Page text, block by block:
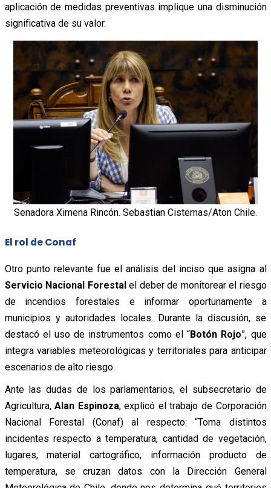
aplicación de medidas preventivas implique una disminución
significativa de su valor.
Senadora Ximena Rincón. Sebastian Cisternas/Aton Chile.
El rol de Conaf
Otro punto relevante fue el análisis del inciso que asigna al
Servicio Nacional Forestalel deber de monitorear el riesgo
de incendios forestales e informar oportunamente a
municipios y autoridades locales. Durante la discusión, se
destacó el uso de instrumentos como el “Botón Rojo”, que
integra variables meteorológicas y territoriales para anticipar
escenarios de alto riesgo.
Ante las dudas de los parlamentarios, el subsecretario de
Agricultura,Alan Espinoza, explicó el trabajo de Corporación
Nacional Forestal (Conaf) al respecto: “Toma distintos
incidentes respecto a temperatura, cantidad de vegetación,
lugares, material cartográfico, información producto de
temperatura, se cruzan datos con la Dirección General